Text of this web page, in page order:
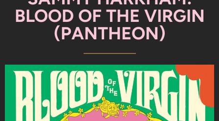
BLOOD OF THE VIRGIN
(PANTHEON)